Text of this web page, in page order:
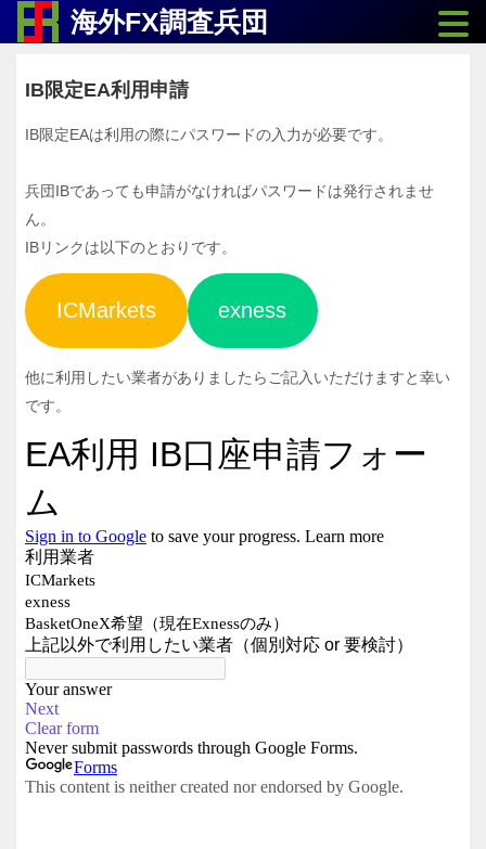
海外FX調査兵団
IB限定EA利用申請
IB限定EAは利用の際にパスワードの入力が必要です。
兵団IBであっても申請がなければパスワードは発行されませ
ん。
IBリンクは以下のとおりです。
ICMarkets exness
他に利用したい業者がありましたらご記入いただけますと幸い
です。